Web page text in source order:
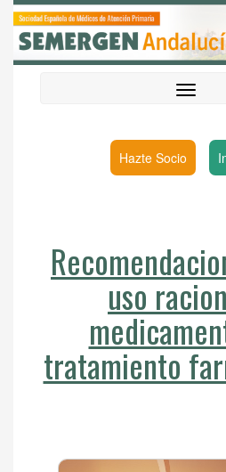
Hazte Socio
uso
tratamiento